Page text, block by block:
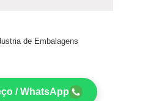
de Embalagens
/ WhatsApp